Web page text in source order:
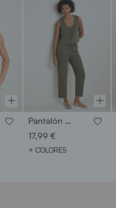
Pantalón jogger fluido
17,99 €
+ COLORES